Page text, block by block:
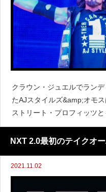
クラウン・ジュエルでラン
たAJスタイルズ&amp;オモ
ストリート・プロフィッツ
はストリート・プロフィッ
オモスが介入しましたが、
NXT 2.0最初のテイクオ
2021.11.02